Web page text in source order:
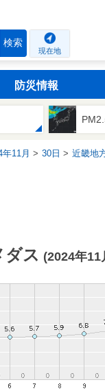
検索
現在地
防災情報
11月 30日 近畿地
ダス (2024年11